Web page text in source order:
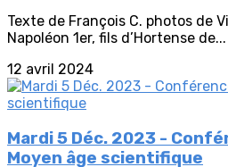
Texte de François C. photos de
Napoléon 1er, fils d’Hortense de...
12 avril 2024
Mardi 5 Déc. 2023 -
Moyen âge scientifique